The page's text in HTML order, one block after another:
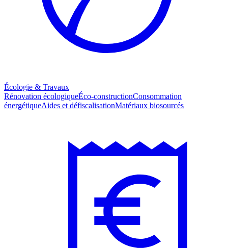
Écologie & Travaux
Rénovation écologiqueÉco-constructionConsommation
énergétiqueAides et défiscalisationMatériaux biosourcés